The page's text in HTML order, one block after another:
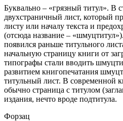
Буквально – «грязный титул». В
двухстраничный лист, который
листу или началу текста и
(отсюда название –
появился раньше титульного
начальную страницу книги от
типографы стали вводить
развитием книгопечатания
титульный лист. В современной
обычно страница с титулом
издания, нечто вроде подтитула.
Форзац